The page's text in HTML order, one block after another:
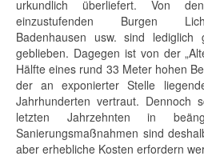
urkundlich überliefert. Von
einzustufenden Burgen
Badenhausen usw. sind lediglich
geblieben. Dagegen ist von der
Hälfte eines rund 33 Meter hohen
der an exponierter Stelle
Jahrhunderten vertraut. Dennoch
letzten Jahrzehnten in
Sanierungsmaßnahmen sind
aber erhebliche Kosten erfordern